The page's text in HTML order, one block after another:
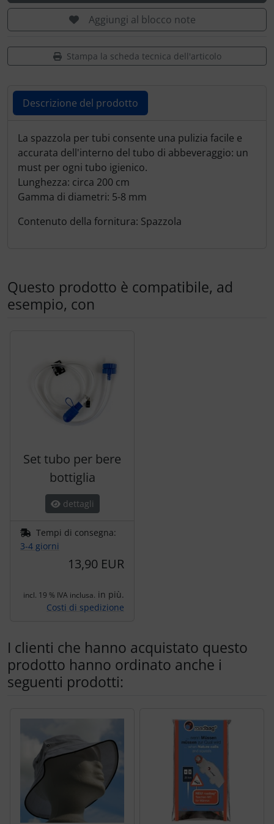
Aggiungi al blocco note
Stampa la scheda tecnica dell'articolo
Descrizione del prodotto
Descrizione del prodotto
La spazzola per tubi consente una pulizia facile e
accurata dell'interno del tubo di abbeveraggio: un
must per ogni tubo igienico.
Lunghezza: circa 200 cm
Gamma di diametri: 5-8 mm
Contenuto della fornitura: Spazzola
Questo prodotto è compatibile, ad
esempio, con
Set tubo per bere
bottiglia
dettagli
Tempi di consegna:
3-4 giorni
13,90 EUR
incl. 19 % IVA inclusa. in più.
Costi di spedizione
I clienti che hanno acquistato questo
prodotto hanno ordinato anche i
seguenti prodotti:
Trasponditore
Viti, dadi & co.
Varie